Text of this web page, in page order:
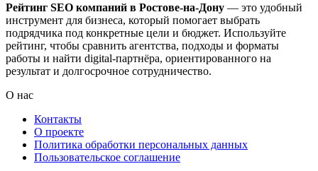
Рейтинг SEO компаний в Ростове-на-Дону — это удобный
инструмент для бизнеса, который помогает выбрать
подрядчика под конкретные цели и бюджет. Используйте
рейтинг, чтобы сравнить агентства, подходы и форматы
работы и найти digital-партнёра, ориентированного на
результат и долгосрочное сотрудничество.
О нас
Контакты
О проекте
Политика обработки персональных данных
Пользовательское соглашение